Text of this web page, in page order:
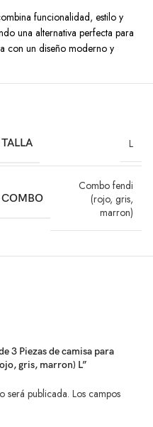
funcionalidad, estilo y
una alternativa perfecta para
con un diseño moderno y
TALLA L
COMBO
Combo fendi
(rojo, gris,
marron)
3 Piezas de camisa para
gris, marron) L”
será publicada. Los campos